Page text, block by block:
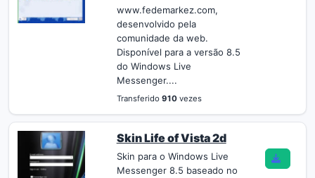
www.fedemarkez.com,
desenvolvido pela
comunidade da web.
Disponível para a versão 8.5
do Windows Live
Messenger....
Transferido 910vezes
Skin Life of Vista 2d
Skin para o Windows Live
Messenger 8.5 baseado no